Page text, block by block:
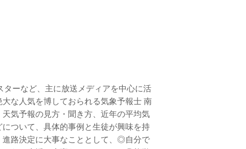
ーなど、主に放送メディアを中心に活
な人気を博しておられる気象予報士 南
気予報の見方・聞き方、近年の平均気
ついて、具体的事例と生徒が興味を持
路決定に大事なこととして、◎自分で